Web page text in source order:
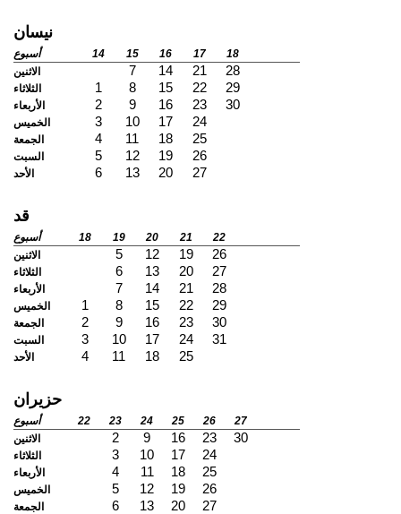
نيسان
أسبوع 14 15 16 17
18
الاثنين
7 14 21 28
الثلاثاء 1 8 15 22 29
الأربعاء 2 9 16 23 30
الخميس 3 10 17 24
الجمعة 4 11 18 25
السبت 5 12 19 26
الأحد 6 13 20 27
قد
أسبوع 18 19 20 21
22
الاثنين
5 12 19 26
الثلاثاء 6 13 20 27
الأربعاء 7 14 21 28
الخميس 1 8 15 22 29
الجمعة 2 9 16 23 30
السبت 3 10 17 24 31
الأحد 4 11 18 25
حزيران
أسبوع 22 23 24 25 26
27
الاثنين
2 9 16 23 30
الثلاثاء 3 10 17 24
الأربعاء 4 11 18 25
الخميس 5 12 19 26
الجمعة 6 13 20 27